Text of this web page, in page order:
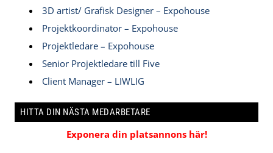
3D artist/ Grafisk Designer – Expohouse
Projektkoordinator – Expohouse
Projektledare – Expohouse
Senior Projektledare till Five
Client Manager – LIWLIG
HITTA DIN NÄSTA MEDARBETARE
Exponera din platsannons här!